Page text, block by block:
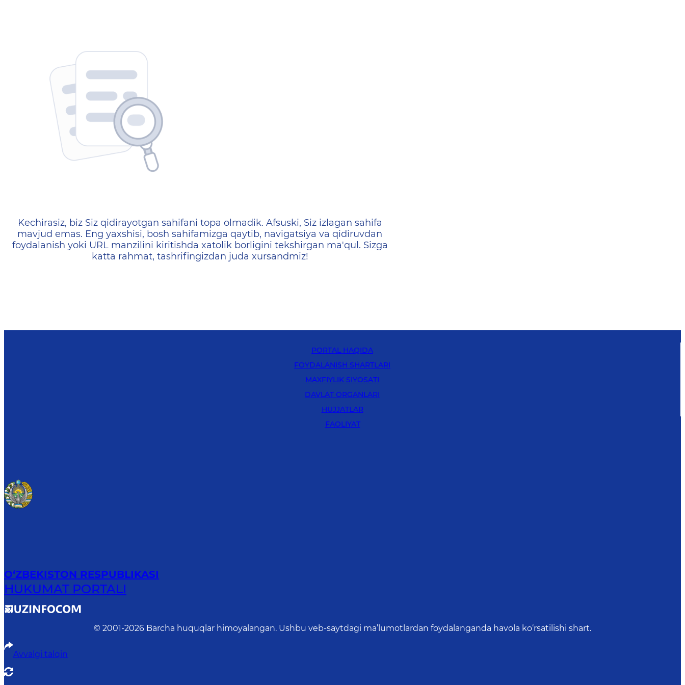
404 — Страница не найдена
Kechirasiz, biz Siz qidirayotgan sahifani topa olmadik. Afsuski, Siz izlagan sahifa
mavjud emas. Eng yaxshisi, bosh sahifamizga qaytib, navigatsiya va qidiruvdan
foydalanish yoki URL manzilini kiritishda xatolik borligini tekshirgan ma'qul. Sizga
katta rahmat, tashrifingizdan juda xursandmiz!
PORTAL HAQIDA
FOYDALANISH SHARTLARI
MAXFIYLIK SIYOSATI
DAVLAT ORGANLARI
HUJJATLAR
FAOLIYAT
O‘ZBEKISTON RESPUBLIKASI
HUKUMAT PORTALI
© 2001-2026 Barcha huquqlar himoyalangan. Ushbu veb-saytdagi ma’lumotlardan foydalanganda havola ko‘rsatilishi shart.
Avvalgi talqin